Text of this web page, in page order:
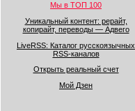
Мы в ТОП 100
Уникальный контент: рерайт,
копирайт, переводы — Адвего
LiveRSS: Каталог русскоязычных
RSS-каналов
Открыть реальный счет
Мой Дзен